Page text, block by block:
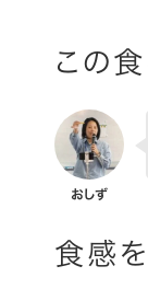
この
食感